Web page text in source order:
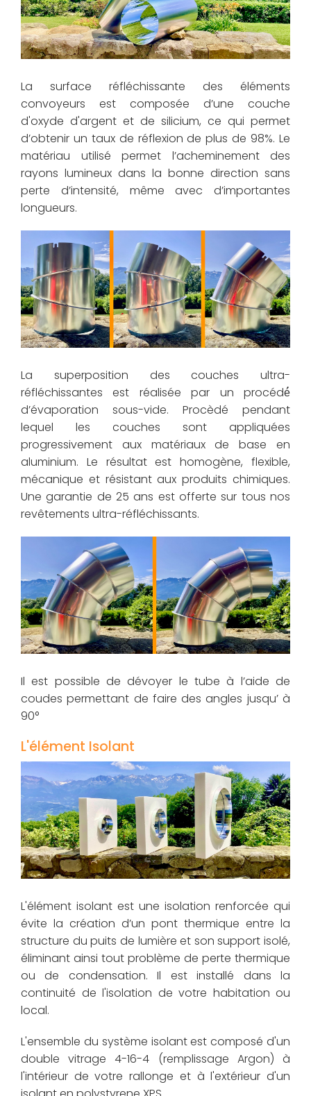
La surface réfléchissante des éléments
convoyeurs est composée d’une couche
d'oxyde d'argent et de silicium, ce qui permet
d’obtenir un taux de réflexion de plus de 98%. Le
matériau utilisé permet l’acheminement des
rayons lumineux dans la bonne direction sans
perte d’intensité, même avec d’importantes
longueurs.
La superposition des couches ultra-
réfléchissantes est réalisée par un procédé́
d’évaporation sous-vide. Procèdé pendant
lequel les couches sont appliquées
progressivement aux matériaux de base en
aluminium. Le résultat est homogène, flexible,
mécanique et résistant aux produits chimiques.
Une garantie de 25 ans est offerte sur tous nos
revêtements ultra-réfléchissants.
Il est possible de dévoyer le tube à l’aide de
coudes permettant de faire des angles jusqu’ à
90°
L'élément Isolant
L'élément isolant est une isolation renforcée qui
évite la création d’un pont thermique entre la
structure du puits de lumière et son support isolé,
éliminant ainsi tout problème de perte thermique
ou de condensation. Il est installé dans la
continuité de l'isolation de votre habitation ou
local.
L'ensemble du système isolant est composé d'un
double vitrage 4-16-4 (remplissage Argon) à
l'intérieur de votre rallonge et à l'extérieur d'un